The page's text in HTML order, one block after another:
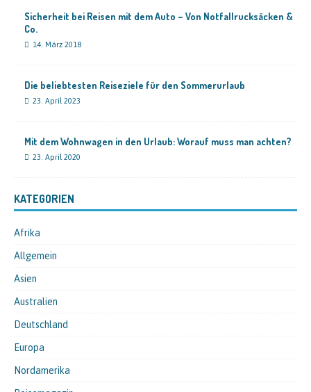
Sicherheit bei Reisen mit dem Auto – Von Notfallrucksäcken &
Co.
14. März 2018
Die beliebtesten Reiseziele für den Sommerurlaub
23. April 2023
Mit dem Wohnwagen in den Urlaub: Worauf muss man achten?
23. April 2020
KATEGORIEN
Afrika
Allgemein
Asien
Australien
Deutschland
Europa
Nordamerika